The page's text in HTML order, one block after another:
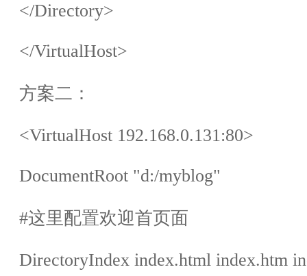
</Directory>
</VirtualHost>
方案二：
<VirtualHost 192.168.0.131:80>
DocumentRoot "d:/myblog"
#这里配置欢迎首页面
DirectoryIndex index.html index.htm